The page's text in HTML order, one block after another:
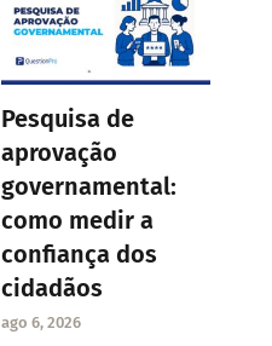
Pesquisa de
aprovação
governamental:
como medir a
confiança dos
cidadãos
ago 6, 2026